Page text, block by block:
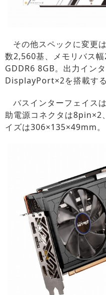
その他スペックに変更
数2,560基、メモリバス
GDDR6 8GB。出力イン
DisplayPort×2を搭載する
バスインターフェイス
助電源コネクタは8pin×2
イズは306×135×49mm。